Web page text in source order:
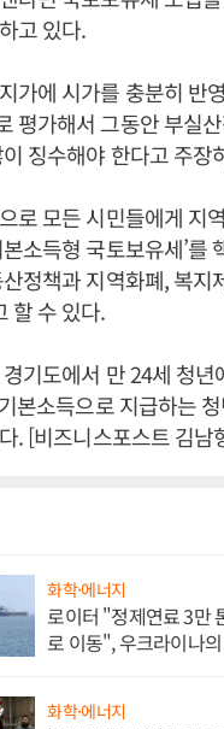
고 있다.
가에 시가를 충분히 반
평가해서 그동안 부실
징수해야 한다고 주장
로 모든 시민들에게 지
소득형 국토보유세’를
정책과 지역화폐, 복지
할 수 있다.
기도에서 만 24세 청년
본소득으로 지급하는
. [비즈니스포스트 김남
화학·에너지
로이터 "정제연료 3만
로 이동", 우크라이나
화학·에너지